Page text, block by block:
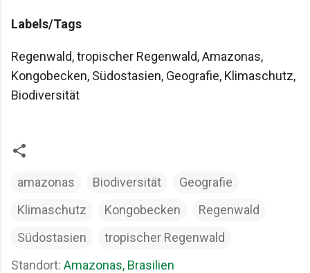
Labels/Tags
Regenwald, tropischer Regenwald, Amazonas,
Kongobecken, Südostasien, Geografie, Klimaschutz,
Biodiversität
amazonas Biodiversität
Geografie
Klimaschutz
Kongobecken
Regenwald
Südostasien
tropischer Regenwald
Standort: Amazonas, Brasilien